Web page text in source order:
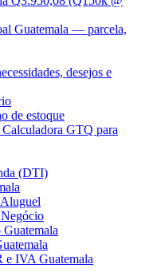
Guatemala — parcela,
desejos e
de estoque
GTQ para
(DTI)
e IVA Guatemala